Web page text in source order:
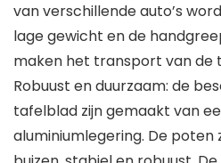
van verschillende auto’s
lage gewicht en de
maken het transport van de
Robuust en duurzaam: de
tafelblad zijn gemaakt van
aluminiumlegering. De poten